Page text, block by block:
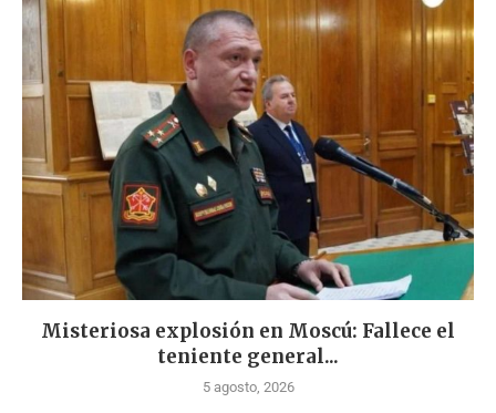
Misteriosa explosión en Moscú: Fallece el
teniente general...
5 agosto, 2026